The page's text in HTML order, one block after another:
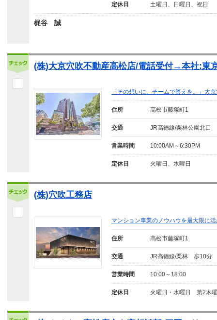
定休日 土曜日、日曜日、祝日
梶谷 誠
(株)大京穴吹不動産高松店/電話受付→本社:東
「その想いに、チームで答えを。」大
住所 高松市藤塚町1
交通 JR高徳線/栗林公園北口
営業時間 10:00AM～6:30PM
定休日 火曜日、水曜日
(株)穴吹工務店
マンション事業のノウハウを最大限に
住所 高松市藤塚町1
交通 JR高徳線/栗林 歩10分
営業時間 10:00～18:00
定休日 火曜日・水曜日 第2木